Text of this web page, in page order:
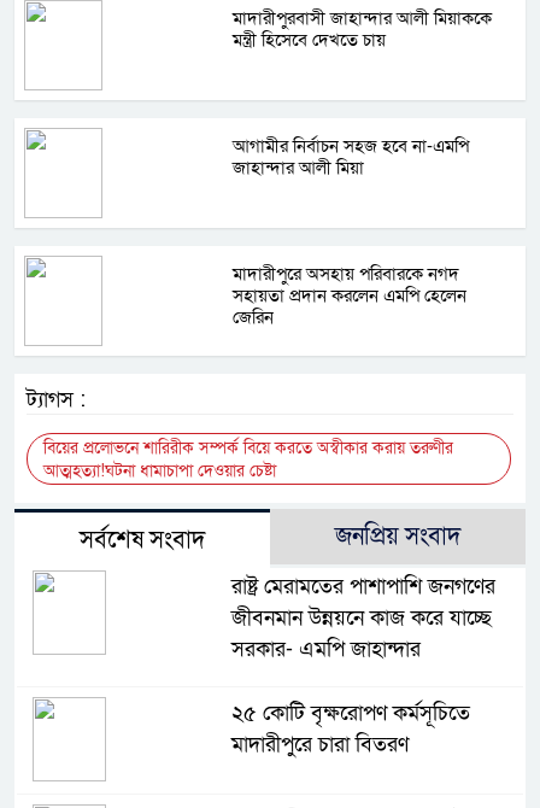
মাদারীপুরবাসী জাহান্দার আলী মিয়াককে
মন্ত্রী হিসেবে দেখতে চায়
আগামীর নির্বাচন সহজ হবে না-এমপি
জাহান্দার আলী মিয়া
মাদারীপুরে অসহায় পরিবারকে নগদ
সহায়তা প্রদান করলেন এমপি হেলেন
জেরিন
ট্যাগস :
বিয়ের প্রলোভনে শারিরীক সম্পর্ক বিয়ে করতে অস্বীকার করায় তরুণীর
আত্মহত্যা!ঘটনা ধামাচাপা দেওয়ার চেষ্টা
সর্বশেষ সংবাদ জনপ্রিয় সংবাদ
রাষ্ট্র মেরামতের পাশাপাশি জনগণের
জীবনমান উন্নয়নে কাজ করে যাচ্ছে
সরকার- এমপি জাহান্দার
২৫ কোটি বৃক্ষরোপণ কর্মসূচিতে
মাদারীপুরে চারা বিতরণ